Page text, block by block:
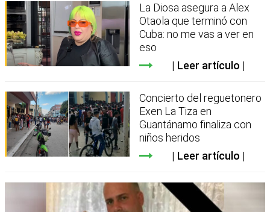
La Diosa asegura a Alex
Otaola que terminó con
Cuba: no me vas a ver en
eso
Leer artículo
Concierto del reguetonero
Exen La Tiza en
Guantánamo finaliza con
niños heridos
Leer artículo